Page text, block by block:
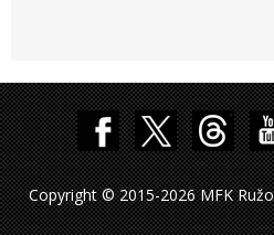
Copyright © 2015-2026 MFK